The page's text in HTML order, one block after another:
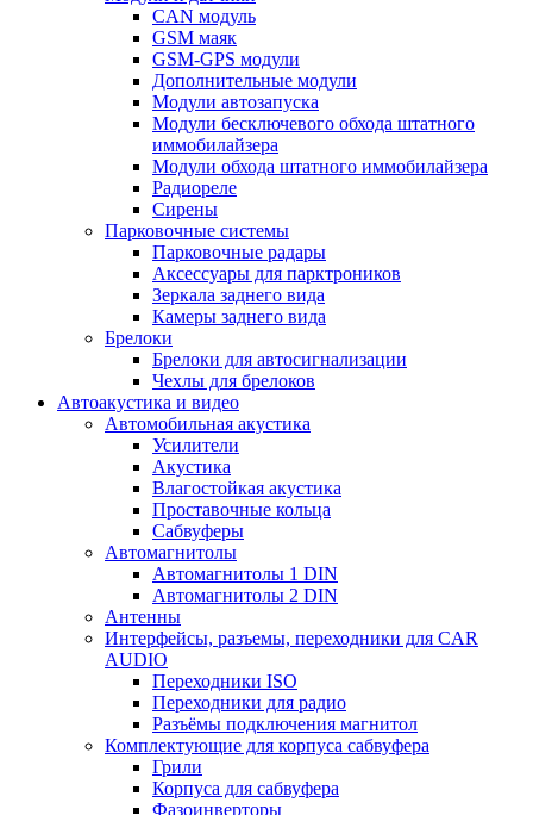
CAN модуль
GSM маяк
GSM-GPS модули
Дополнительные модули
Модули автозапуска
Модули бесключевого обхода штатного
иммобилайзера
Модули обхода штатного иммобилайзера
Радиореле
Сирены
Парковочные системы
Парковочные радары
Аксессуары для парктроников
Зеркала заднего вида
Камеры заднего вида
Брелоки
Брелоки для автосигнализации
Чехлы для брелоков
Автоакустика и видео
Автомобильная акустика
Усилители
Акустика
Влагостойкая акустика
Проставочные кольца
Сабвуферы
Автомагнитолы
Автомагнитолы 1 DIN
Автомагнитолы 2 DIN
Антенны
Интерфейсы, разъемы, переходники для CAR
AUDIO
Переходники ISO
Переходники для радио
Разъёмы подключения магнитол
Комплектующие для корпуса сабвуфера
Грили
Корпуса для сабвуфера
Фазоинверторы